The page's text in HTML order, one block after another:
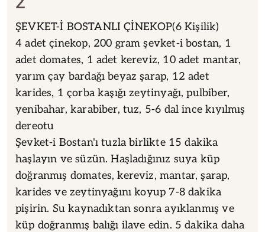
ŞEVKET-İ BOSTANLI ÇİNEKOP(6 Kişilik)
4 adet çinekop, 200 gram şevket-i bostan, 1
adet domates, 1 adet kereviz, 10 adet mantar,
yarım çay bardağı beyaz şarap, 12 adet
karides, 1 çorba kaşığı zeytinyağı, pulbiber,
yenibahar, karabiber, tuz, 5-6 dal ince kıyılmış
dereotu
Şevket-i Bostan'ı tuzla birlikte 15 dakika
haşlayın ve süzün. Haşladığınız suya küp
doğranmış domates, kereviz, mantar, şarap,
karides ve zeytinyağını koyup 7-8 dakika
pişirin. Su kaynadıktan sonra ayıklanmış ve
küp doğranmış balığı ilave edin. 5 dakika daha